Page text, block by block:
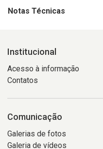
Notas Técnicas
Institucional
Acesso à informação
Contatos
Comunicação
Galerias de fotos
Galeria de vídeos